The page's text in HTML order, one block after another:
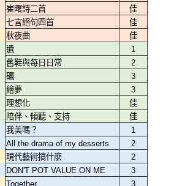
崔曙詩二首
佳
七言絕句四首
佳
秋夜曲
佳
遺
1
舊鞋與每日日常
2
礪
3
繪夢
3
理想化
佳
陪伴、傾聽、支持
佳
我美嗎？
1
All the drama of my desserts
2
現代藝術搞什麼
2
DON'T POT VALUE ON ME
3
Together
3